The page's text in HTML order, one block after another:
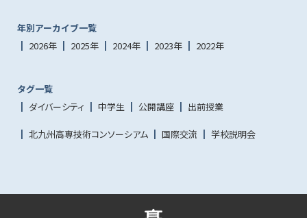
年別アーカイブ一覧
2026年
2025年 2024年 2023年 2022年
タグ一覧
ダイバーシティ
中学生 公開講座 出前授業
北九州高専技術コンソーシアム 国際交流 学校説明会